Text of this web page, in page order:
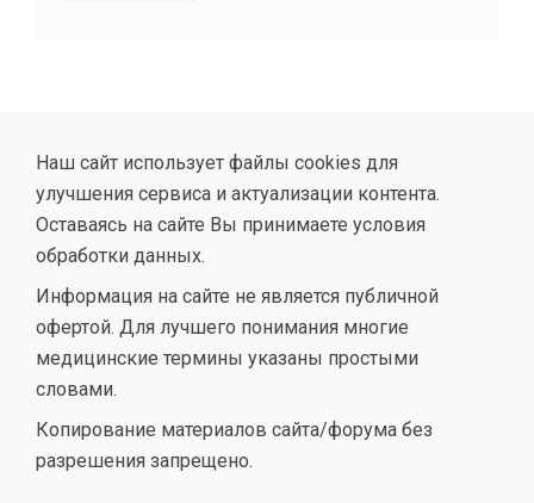
Наш сайт использует файлы cookies для
улучшения сервиса и актуализации контента.
Оставаясь на сайте Вы принимаете условия
обработки данных.
Информация на сайте не является публичной
офертой. Для лучшего понимания многие
медицинские термины указаны простыми
словами.
Копирование материалов сайта/форума без
разрешения запрещено.